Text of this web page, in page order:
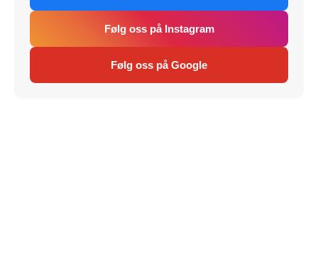
Følg oss på Instagram
Følg oss på Google